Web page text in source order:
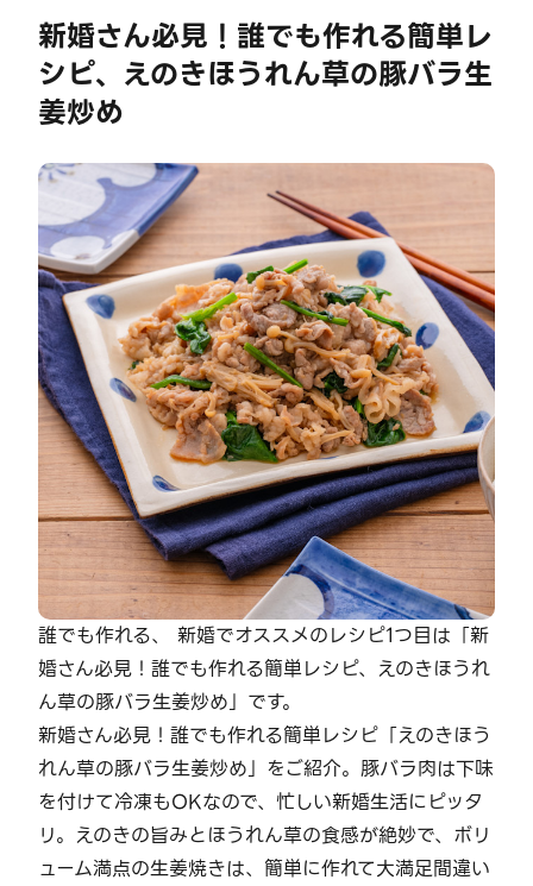
新婚さん必見！誰でも作れる簡単レ
シピ、えのきほうれん草の豚バラ生
姜炒め
誰でも作れる、 新婚でオススメのレシピ1つ目は「新
婚さん必見！誰でも作れる簡単レシピ、えのきほうれ
ん草の豚バラ生姜炒め」です。
新婚さん必見！誰でも作れる簡単レシピ「えのきほう
れん草の豚バラ生姜炒め」をご紹介。豚バラ肉は下味
を付けて冷凍もOKなので、忙しい新婚生活にピッタ
リ。えのきの旨みとほうれん草の食感が絶妙で、ボリ
ューム満点の生姜焼きは、簡単に作れて大満足間違い